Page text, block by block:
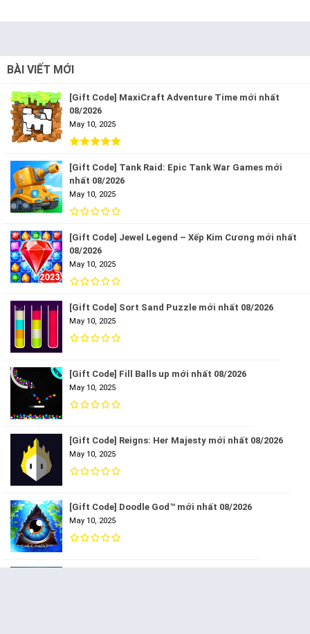
BÀI VIẾT MỚI
[Gift Code] MaxiCraft Adventure Time mới nhất
08/2026
May 10, 2025
[Gift Code] Tank Raid: Epic Tank War Games mới
nhất 08/2026
May 10, 2025
[Gift Code] Jewel Legend – Xếp Kim Cương mới nhất
08/2026
May 10, 2025
[Gift Code] Sort Sand Puzzle mới nhất 08/2026
May 10, 2025
[Gift Code] Fill Balls up mới nhất 08/2026
May 10, 2025
[Gift Code] Reigns: Her Majesty mới nhất 08/2026
May 10, 2025
[Gift Code] Doodle God™ mới nhất 08/2026
May 10, 2025